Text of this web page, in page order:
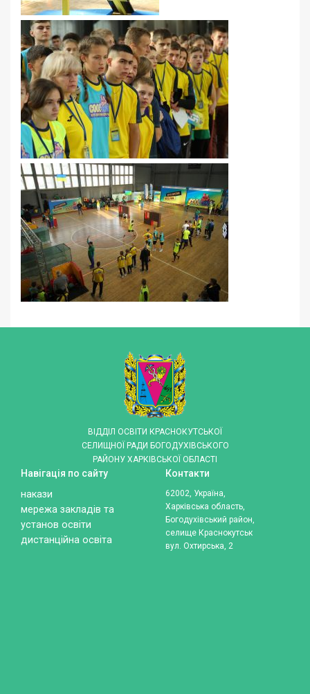
ВІДДІЛ ОСВІТИ КРАСНОКУТСЬКОЇ
СЕЛИЩНОЇ РАДИ БОГОДУХІВСЬКОГО
РАЙОНУ ХАРКІВСЬКОЇ ОБЛАСТІ
Навігація по сайту
накази
мережа закладів та
установ освіти
дистанційна освіта
Контакти
62002, Україна,
Харківська область,
Богодухівський район,
селище Краснокутськ
вул. Охтирська, 2